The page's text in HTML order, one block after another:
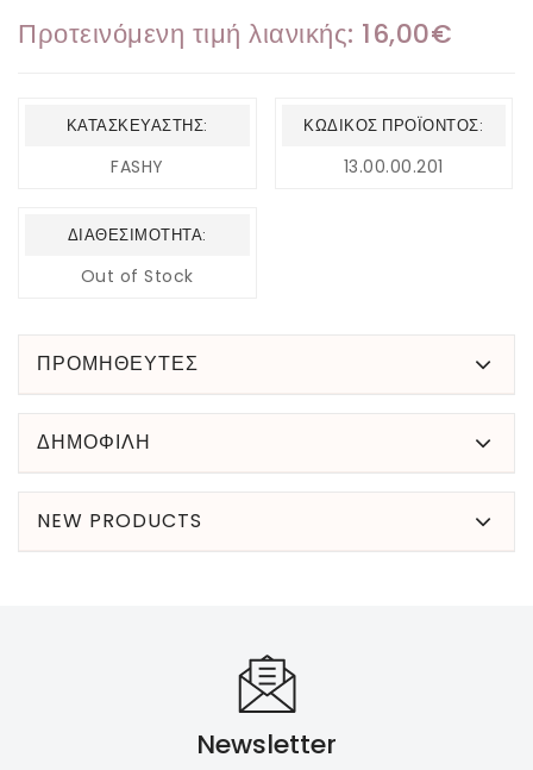
Προτεινόμενη τιμή λιανικής: 16,00€
ΚΑΤΑΣΚΕΥΑΣΤΉΣ:
FASHY
ΚΩΔΙΚΌΣ ΠΡΟΪΌΝΤΟΣ:
13.00.00.201
ΔΙΑΘΕΣΙΜΌΤΗΤΑ:
Out of Stock
ΠΡΟΜΗΘΕΥΤΕΣ
ΔΗΜΟΦΙΛΉ
NEW PRODUCTS
Newsletter